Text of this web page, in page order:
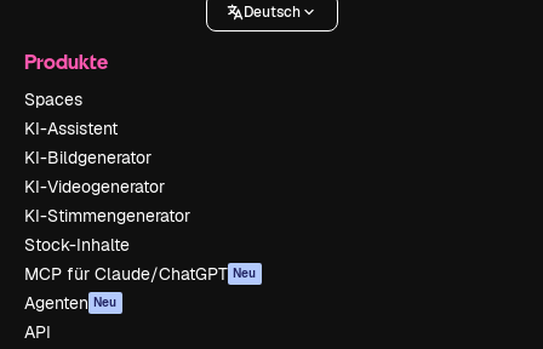
Deutsch
Produkte
Spaces
KI-Assistent
KI-Bildgenerator
KI-Videogenerator
KI-Stimmengenerator
Stock-Inhalte
MCP für Claude/ChatGPT Neu
Agenten Neu
API